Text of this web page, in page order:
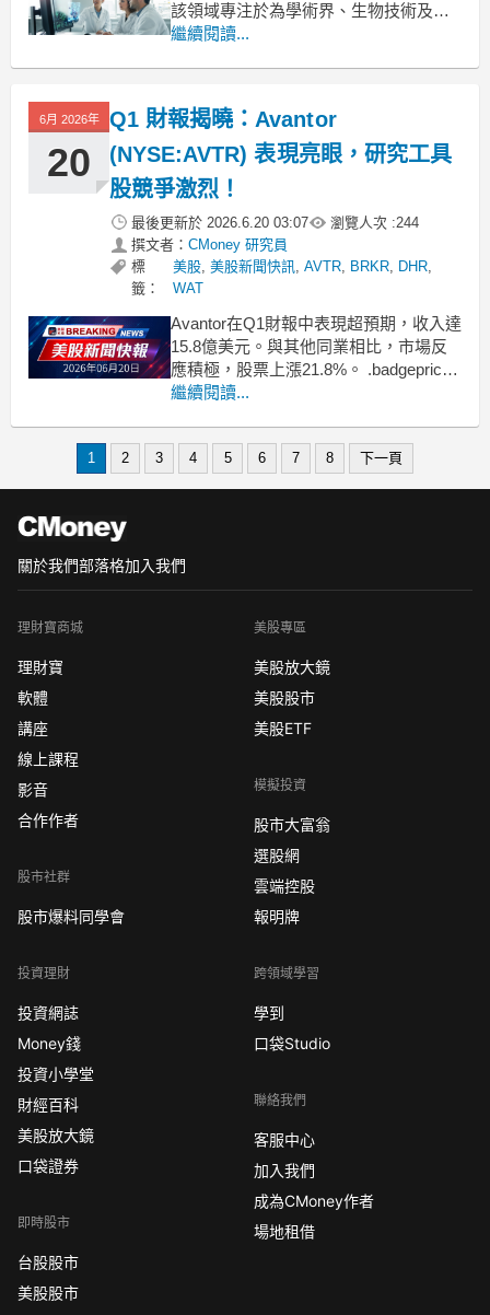
該領域專注於為學術界、生物技術及製
藥產業提供關鍵實驗室產品，憑藉重複
普及，更為這些企業創造了全新的銷售
契機。儘管面臨供應鏈中斷及總體經濟
變動影響研究資金等挑戰，我們
繼續閱讀...
6月 2026年
20
Q1 財報揭曉：Avantor
(NYSE:AVTR) 表現亮眼，研究工具
股競爭激烈！
最後更新於 2026.6.20 03:07 瀏覽人次 :244
撰文者： CMoney 研究員
標
籤：
美股, 美股新聞快訊, AVTR, BRKR, DHR,
WAT
Avantor在Q1財報中表現超預期，收入達
15.8億美元。與其他同業相比，市場反
應積極，股票上漲21.8%。 .badgeprice-
container {
gap: 1rem !important;
繼續閱讀...
1 2 3 4 5 6 7 8 下一頁
關於我們部落格加入我們
理財寶商城
理財寶
軟體
講座
線上課程
影音
合作作者
股市社群
股市爆料同學會
投資理財
投資網誌
Money錢
投資小學堂
財經百科
美股放大鏡
口袋證券
即時股市
台股股市
美股股市
美股專區
美股放大鏡
美股股市
美股ETF
模擬投資
股市大富翁
選股網
雲端控股
報明牌
跨領域學習
學到
口袋Studio
聯絡我們
客服中心
加入我們
成為CMoney作者
場地租借